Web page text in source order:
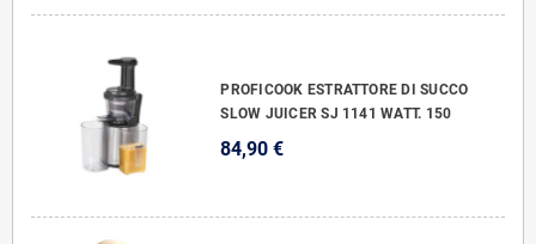
PROFICOOK ESTRATTORE DI SUCCO
SLOW JUICER SJ 1141 WATT. 150
84,90 €